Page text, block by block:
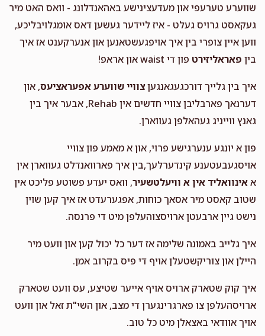
שווערע טערעפי און מעדעצינישע באהאנדלונג - וואס האט מיר
געקאסט גרויס געלט - איז ליידער געשען דאס אומגלויבליכע,
ווען איין צופרי בין איך אויפגעשטאנען און אנערקענט אז איך
בין פאראליזירט פון די waist און אראפ!
איך בין גלייך דורכגעגאנגעןצוויי שווערע אפעראציעס, און
דערנאך פארבליבן צוויי חדשים אין Rehab, אבער איך בין
גאנץ ווייניג געהאלפן געווארן.
פון א יונגע ענערגישע פרוי, און א מאמע פון צוויי
אויסגעבעטענע קינדערלעך,בין איך פארוואנדלט געווארן אין
אאינוואליד אין א וויעלטשעיר, וואס יעדע פשוטע פליכט אין
שטוב קאסט מיר אסאך כוחות, אפגערעדט אז איך קען שוין
נישט גיין ארבעטן ארויסצוהעלפן מיט די פרנסה.
איך גלייב באמונה שלימה אז דער כל יכול קען און וועט מיר
היילן און צוריקשטעלן אויף די פיס בקרוב אמן.
איך קוק שטארק ארויס אויף אייער שטיצע, עס וועט שטארק
ארויסהעלפן צו פארגרינגערן די מצב, און השי"ת זאל און וועט
אויך אוודאי באצאלן מיט כל טוב.